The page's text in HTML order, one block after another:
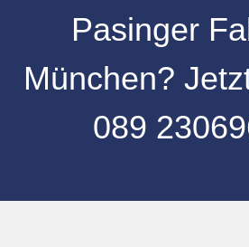
Pasinger
München?
089